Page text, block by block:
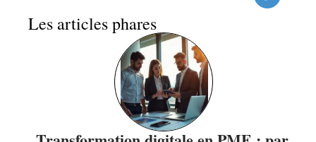
Les articles phares